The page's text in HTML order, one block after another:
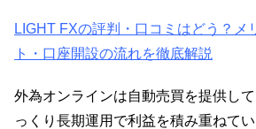
LIGHT FXの評判・口コミはどう？メ
ト・口座開設の流れを徹底解説
外為オンラインは自動売買を提供し
っくり長期運用で利益を積み重ねて